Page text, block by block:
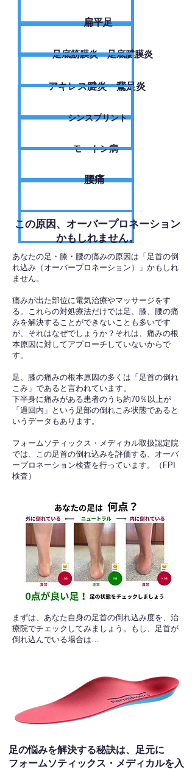
扁平足
足底筋膜炎・足底腱膜炎
アキレス腱炎・鵞足炎
シンスプリント
モートン病
腰痛
​この原因、オーバープロネーション
かもしれません。
あなたの足・膝・腰の痛みの原因は「足首の倒
れ込み（オーバープロネーション）」かもしれ
ません。
痛みが出た部位に電気治療やマッサージをす
る。これらの対処療法だけでは足、膝、腰の痛
みを解決することができないことも多いです
が、それはなぜでしょうか？それは、痛みの根
本原因に対してアプローチしていないからで
す。
足、膝の痛みの根本原因の多くは「足首の倒れ
こみ」であると言われています。
下半身に痛みがある患者のうち約70％以上が
「過回内」という足部の倒れこみ状態であると
いうデータもあります。
フォームソティックス・メディカル取扱認定院
では、この足首の倒れ込みを評価する、オーバ
ープロネーション検査を行っています。（FPI
検査）​
​まずは、あなた自身の足首の倒れ込み度を、治
療院でチェックしてみましょう。もし、足首が
倒れ込んでいる場合は…
足の悩みを解決する秘訣は、足元に
フォームソティックス・メディカルを入